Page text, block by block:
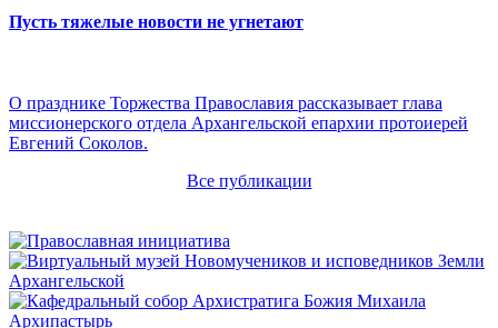
Пусть тяжелые новости не угнетают
О празднике Торжества Православия рассказывает глава
миссионерского отдела Архангельской епархии протоиерей
Евгений Соколов.
Все публикации
Архипастырь